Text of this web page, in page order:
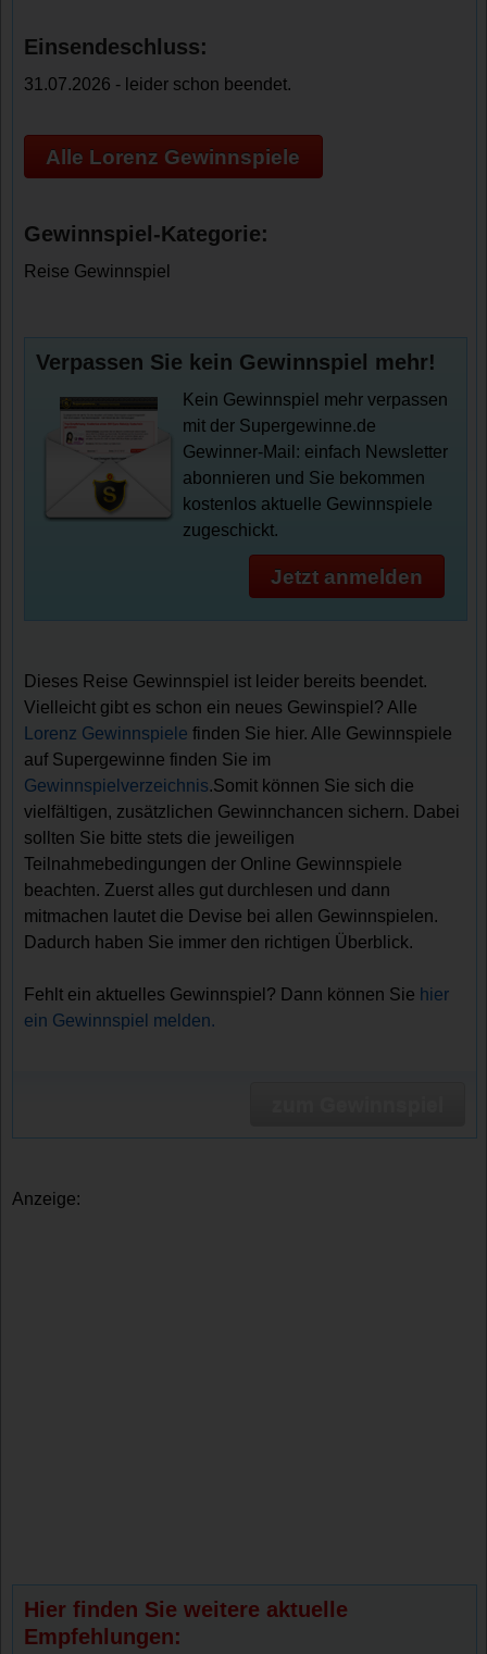
Einsendeschluss:
31.07.2026 - leider schon beendet.
Alle Lorenz Gewinnspiele
Gewinnspiel-Kategorie:
Reise Gewinnspiel
Verpassen Sie kein Gewinnspiel mehr!
Kein Gewinnspiel mehr verpassen
mit der Supergewinne.de
Gewinner-Mail: einfach Newsletter
abonnieren und Sie bekommen
kostenlos aktuelle Gewinnspiele
zugeschickt.
Jetzt anmelden
Dieses Reise Gewinnspiel ist leider bereits beendet.
Vielleicht gibt es schon ein neues Gewinspiel? Alle
Lorenz Gewinnspiele finden Sie hier. Alle Gewinnspiele
auf Supergewinne finden Sie im
Gewinnspielverzeichnis.Somit können Sie sich die
vielfältigen, zusätzlichen Gewinnchancen sichern. Dabei
sollten Sie bitte stets die jeweiligen
Teilnahmebedingungen der Online Gewinnspiele
beachten. Zuerst alles gut durchlesen und dann
mitmachen lautet die Devise bei allen Gewinnspielen.
Dadurch haben Sie immer den richtigen Überblick.
Fehlt ein aktuelles Gewinnspiel? Dann können Sie hier
ein Gewinnspiel melden.
Anzeige:
Hier finden Sie weitere aktuelle
Empfehlungen: